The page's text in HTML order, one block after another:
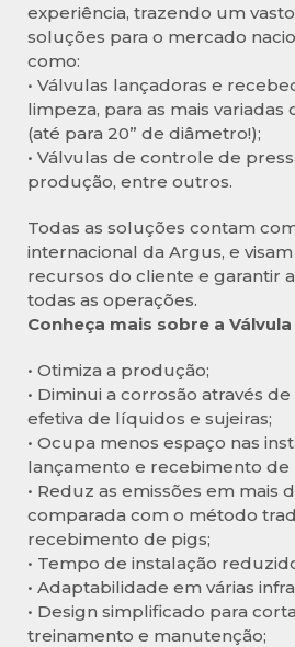
experiência, trazendo um
soluções para o mercado
como:
• Válvulas lançadoras e
limpeza, para as mais variadas
(até para 20” de diâmetro!);
• Válvulas de controle de
produção, entre outros.
Todas as soluções contam
internacional da Argus, e
recursos do cliente e garantir
todas as operações.
Conheça mais sobre a
• Otimiza a produção;
• Diminui a corrosão através
efetiva de líquidos e sujeiras;
• Ocupa menos espaço nas
lançamento e recebimento de
• Reduz as emissões em mais
comparada com o método
recebimento de pigs;
• Tempo de instalação
• Adaptabilidade em várias
• Design simplificado para
treinamento e manutenção;